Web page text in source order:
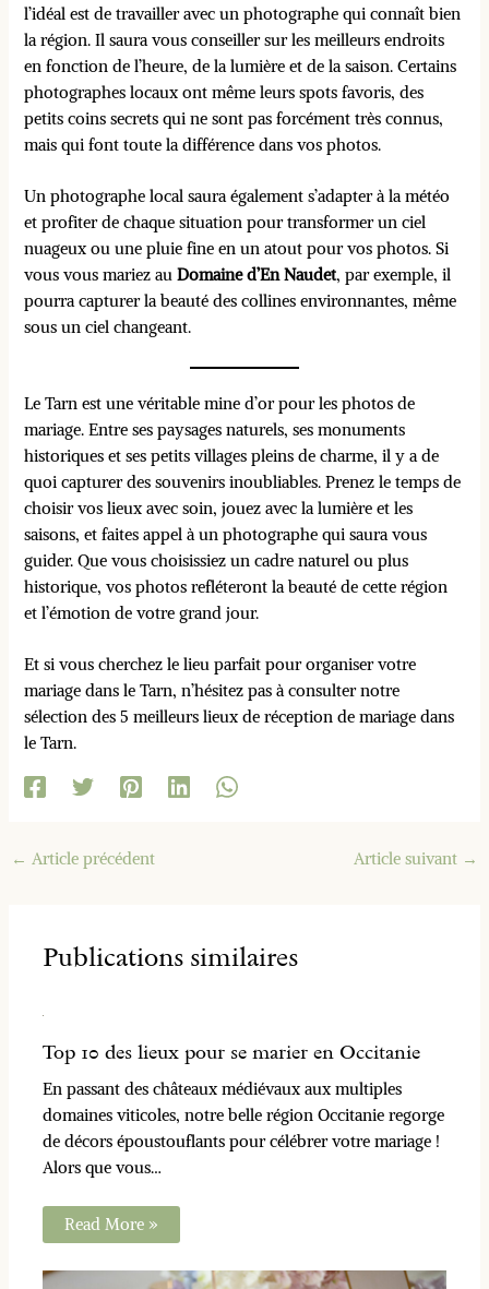
l’idéal est de travailler avec un photographe qui connaît bien
la région. Il saura vous conseiller sur les meilleurs endroits
en fonction de l’heure, de la lumière et de la saison. Certains
photographes locaux ont même leurs spots favoris, des
petits coins secrets qui ne sont pas forcément très connus,
mais qui font toute la différence dans vos photos.
Un photographe local saura également s’adapter à la météo
et profiter de chaque situation pour transformer un ciel
nuageux ou une pluie fine en un atout pour vos photos. Si
vous vous mariez auDomaine d’En Naudet, par exemple, il
pourra capturer la beauté des collines environnantes, même
sous un ciel changeant.
Le Tarn est une véritable mine d’or pour les photos de
mariage. Entre ses paysages naturels, ses monuments
historiques et ses petits villages pleins de charme, il y a de
quoi capturer des souvenirs inoubliables. Prenez le temps de
choisir vos lieux avec soin, jouez avec la lumière et les
saisons, et faites appel à un photographe qui saura vous
guider. Que vous choisissiez un cadre naturel ou plus
historique, vos photos refléteront la beauté de cette région
et l’émotion de votre grand jour.
Et si vous cherchez le lieu parfait pour organiser votre
mariage dans le Tarn, n’hésitez pas à consulter notre
sélection des 5 meilleurs lieux de réception de mariage dans
le Tarn.
← Article précédent Article suivant →
Publications similaires
Top 10 des lieux pour se marier en Occitanie
En passant des châteaux médiévaux aux multiples
domaines viticoles, notre belle région Occitanie regorge
de décors époustouflants pour célébrer votre mariage !
Alors que vous…
Read More »